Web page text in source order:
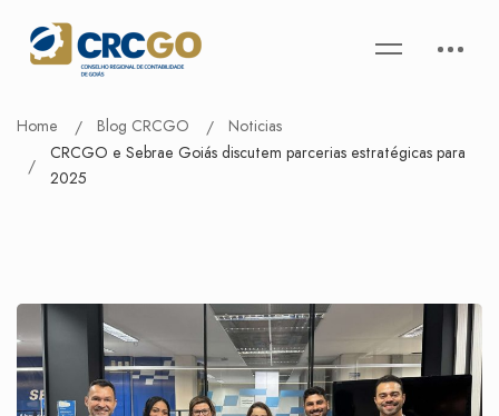
Home Blog CRCGO
Noticias
CRCGO e Sebrae Goiás discutem parcerias estratégicas para
2025